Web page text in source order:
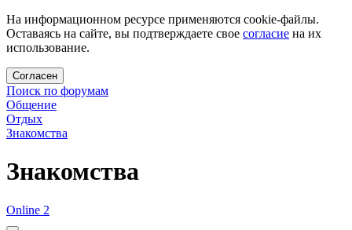
На информационном ресурсе применяются cookie-файлы.
Оставаясь на сайте, вы подтверждаете свое согласие на их
использование.
Согласен
Поиск по форумам
Общение
Отдых
Знакомства
Знакомства
Online 2